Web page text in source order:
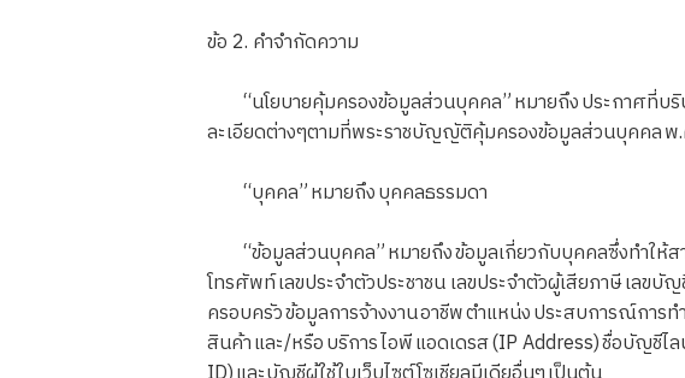
ข้อ 2. คำจำกัดความ
“นโยบายคุ้มครองข้อมูลส่วนบุคคล” หมายถึง ประกาศที่บริ
ละเอียดต่างๆตามที่พระราชบัญญัติคุ้มครองข้อมูลส่วนบุคคล
“บุคคล” หมายถึง บุคคลธรรมดา
“ข้อมูลส่วนบุคคล” หมายถึง ข้อมูลเกี่ยวกับบุคคลซึ่งทำให้สา
โทรศัพท์ เลขประจำตัวประชาชน เลขประจำตัวผู้เสียภาษี เลข
ครอบครัว ข้อมูลการจ้างงาน อาชีพ ตำแหน่ง ประสบการณ์การ
สินค้า และ/หรือ บริการ ไอพี แอดเดรส (IP Address) ชื่อบัญ